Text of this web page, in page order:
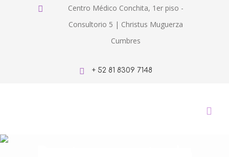
Centro Médico Conchita, 1er piso -
Consultorio 5 | Christus Muguerza
Cumbres
+ 52 81 8309 7148